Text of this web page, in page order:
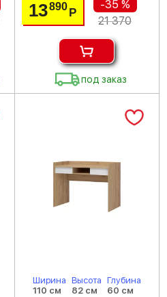
13890 Р
-35 %
21 370
под заказ
Ширина
110 см
Высота
82 см
Глубина
60 см